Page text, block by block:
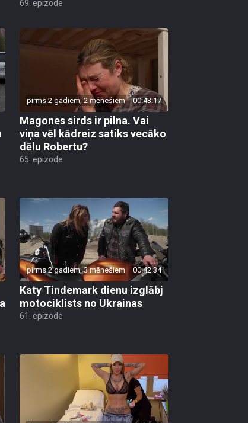
pirms 2 gadiem, 2 mēnešiem 00:43:17
Magones sirds ir pilna. Vai
viņa vēl kādreiz satiks vecāko
dēlu Robertu?
65. epizode
pirms 2 gadiem, 3 mēnešiem 00:42:34
Katy Tindemark dienu izglābj
motociklists no Ukrainas
61. epizode
pirms 2 gadiem, 3 mēnešiem 00:43:03